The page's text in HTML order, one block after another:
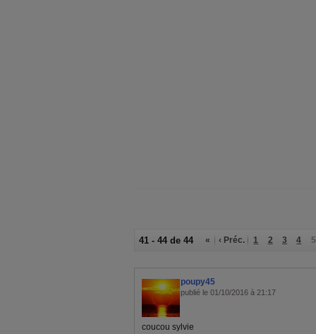
41 - 44 de 44 « ‹ Préc. 1 2 3 4 5
poupy45
publié le 01/10/2016 à 21:17
coucou sylvie